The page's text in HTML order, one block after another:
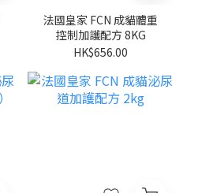
法國皇家 FCN 成貓體重
控制加護配方 8KG
HK$656.00